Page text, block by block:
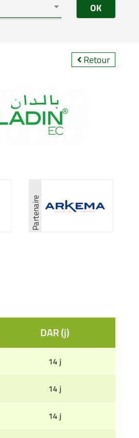
OK
Retour
DAR (j)
14 j
14 j
14 j